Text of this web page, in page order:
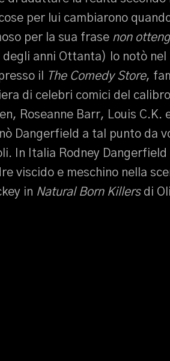
per lui cambiarono
per la sua frase non
anni Ottanta) lo notò nel
il
The Comedy Store,
di celebri comici del
Roseanne Barr, Louis C.K.
Dangerfield a tal punto da
In Italia Rodney
viscido e meschino nella
in Natural Born Killersdi